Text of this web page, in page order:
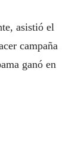
asistió el
campaña
ganó en